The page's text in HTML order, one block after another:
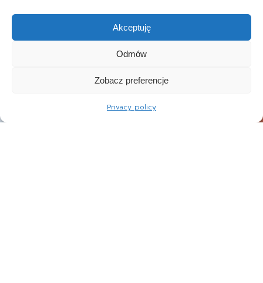
Akceptuję
Odmów
Zobacz preferencje
Privacy policy